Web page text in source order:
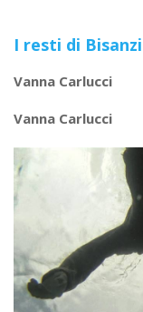
I resti di
Vanna Carlucci
Vanna Carlucci